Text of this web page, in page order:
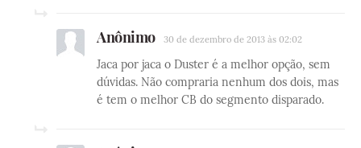
Anônimo 30 de dezembro de 2013 às 02:02
Jaca por jaca o Duster é a melhor opção, sem
dúvidas. Não compraria nenhum dos dois, mas
é tem o melhor CB do segmento disparado.